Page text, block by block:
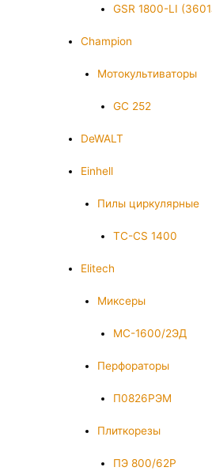
GSR 1800-LI
Champion
Мотокультиваторы
GC 252
DeWALT
Einhell
Пилы циркулярные
TC-CS 1400
Elitech
Миксеры
МС-1600/2ЭД
Перфораторы
П0826РЭМ
Плиткорезы
ПЭ 800/62Р